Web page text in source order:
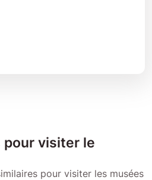
pour visiter le
pour visiter les musées